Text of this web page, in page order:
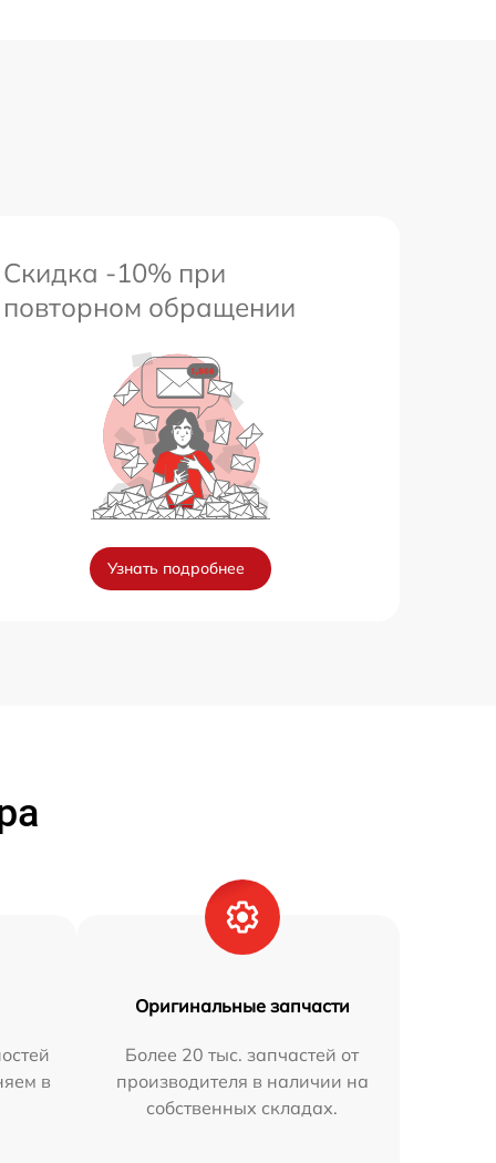
Скидка -10% при
повторном обращении
Узнать подробнее
в
Оригинальные запчасти
Более 20 тыс. запчастей от
производителя в наличии на
собственных складах.